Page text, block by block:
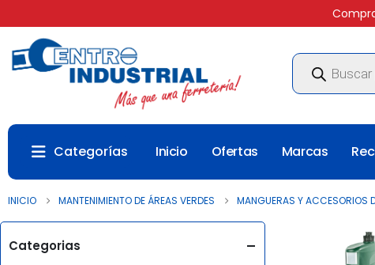
Búsqueda
productos
Categorías Inicio Ofertas Marcas
INICIO MANTENIMIENTO DE ÁREAS VERDES MANGUERAS Y ACCESORIOS
Categorias